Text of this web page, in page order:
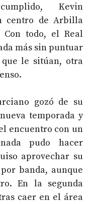
Kevin
centro de Arbilla
Con todo, el Real
más sin puntuar
le sitúan, otra
gozó de su
temporada y
encuentro con un
pudo hacer
aprovechar su
banda, aunque
En la segunda
caer en el área